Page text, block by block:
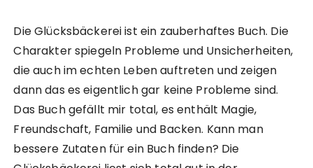
Die Glücksbäckerei ist ein zauberhaftes Buch. Die
Charakter spiegeln Probleme und Unsicherheiten,
die auch im echten Leben auftreten und zeigen
dann das es eigentlich gar keine Probleme sind.
Das Buch gefällt mir total, es enthält Magie,
Freundschaft, Familie und Backen. Kann man
bessere Zutaten für ein Buch finden? Die